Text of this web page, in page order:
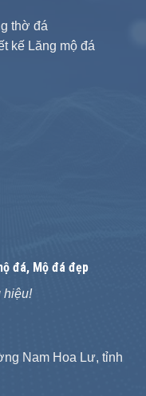
thờ đá
kế Lăng mộ đá
đá, Mộ đá đẹp
hiệu!
Nam Hoa Lư, tỉnh